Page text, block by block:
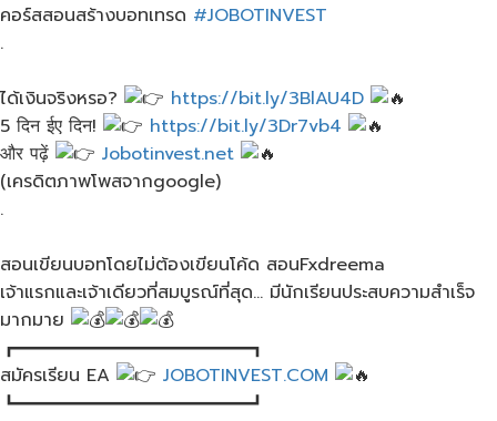
คอร์ส​สอนสร้างบอทเทรด​ #JOBOTINVEST
.
ได้เงินจริงหรอ?
https://bit.ly/3BlAU4D
5 दिन ईए दिन!
https://bit.ly/3Dr7vb4
और पढ़ें
Jobotinvest.net
(เครดิตภาพโพสจากgoogle)​
.
สอนเขียนบอทโดยไม่ต้องเขียนโค้ด​ สอนFxdreema
เจ้าแรกและเจ้าเดียวที่สมบูรณ์​ที่สุด… มีนักเรียนประสบความ​สำเร็จ
มากมาย​
┏━━━━━━━━━━━━━┓
สมัครเรียน​ EA
JOBOTINVEST.COM
┗━━━━━━━━━━━━━┛